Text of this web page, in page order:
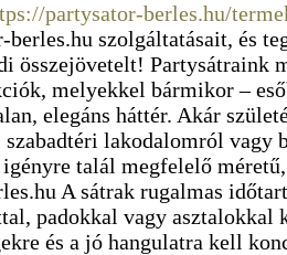
partysator-berles.hu/
berles.hu szolgáltatásait, és
összejövetelt! Partysátraink
melyekkel bármikor –
elegáns háttér. Akár
szabadtéri lakodalomról vagy
talál megfelelő
A sátrak rugalmas
padokkal vagy asztalokkal
és a jó hangulatra kell